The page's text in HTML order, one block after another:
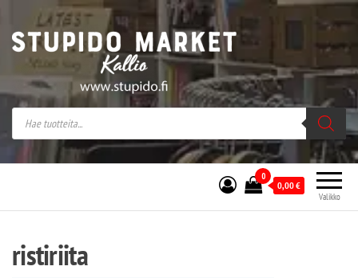
Stupido Market – verkossa ja kivijalassa
Stupido Market on vaihtoehtomusaan
erikoistunut verkko- sekä
kivijalkakauppa Helsingissä Kallion
sydämessä.
Valikko
0
0,00€
ristiriita